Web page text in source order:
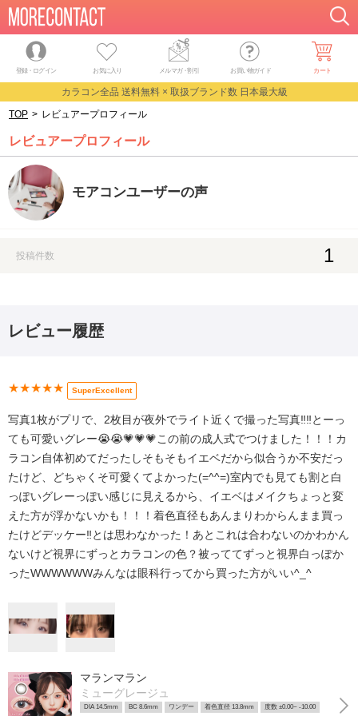
登録・ログイン お気に入り メルマガ・割引 お買い物ガイド カート
カラコン全品 送料無料 × 取扱ブランド数 日本最大級
TOP > レビュアープロフィール
レビュアープロフィール
モアコンユーザーの声
投稿件数 1
レビュー履歴
★★★★★ SuperExcellent
写真1枚がプリで、2枚目が夜外でライト近くで撮った写真‼️‼️とーっ
ても可愛いグレー😭😭💗💗💗この前の成人式でつけました！！！カ
ラコン自体初めてだったしそもそもイエベだから似合うか不安だっ
たけど、どちゃくそ可愛くてよかった(=^^=)室内でも見ても割と白
っぽいグレーっぽい感じに見えるから、イエベはメイクちょっと変
えた方が浮かないかも！！！着色直径もあんまりわからんまま買っ
たけどデッケー‼️とは思わなかった！あとこれは合わないのかわかん
ないけど視界にずっとカラコンの色？被っててずっと視界白っぽか
ったWWWWWWみんなは眼科行ってから買った方がいい^_^︎
マランマラン
ミューグレージュ
DIA 14.5mm BC 8.6mm ワンデー 着色直径 13.8mm 度数 ±0.00~ -10.00